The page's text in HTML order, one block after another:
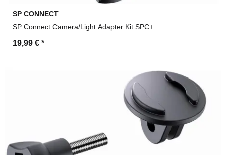
SP CONNECT
SP Connect Camera/Light Adapter Kit SPC+
19,99 € *